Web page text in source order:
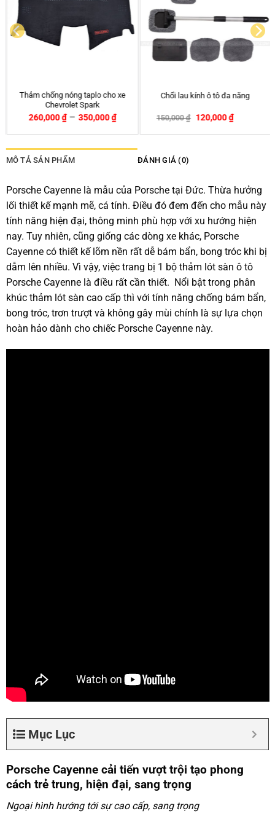
xe Chổi lau kính ô tô đa năng
150,000₫ 120,000
Rèm che nắng ô tô theo
540,000₫ 399,000
MÔ TẢ SẢN PHẨM ĐÁNH GIÁ (0)
Porsche Cayenne là mẫu của Porsche tại Đức. Thừa hưởng
lối thiết kế mạnh mẽ, cá tính. Điều đó đem đến cho mẫu này
tính năng hiện đại, thông minh phù hợp với xu hướng hiện
nay. Tuy nhiên, cũng giống các dòng xe khác, Porsche
Cayenne có thiết kế lõm nền rất dễ bám bẩn, bong tróc khi bị
dẫm lên nhiều. Vì vậy, việc trang bị 1 bộ thảm lót sàn ô tô
Porsche Cayenne là điều rất cần thiết. Nổi bật trong phân
khúc thảm lót sàn cao cấp thì với tính năng chống bám bẩn,
bong tróc, trơn trượt và không gây mùi chính là sự lựa chọn
hoàn hảo dành cho chiếc Porsche Cayenne này.
Mục Lục
Porsche Cayenne cải tiến vượt trội tạo phong
cách trẻ trung, hiện đại, sang trọng
Ngoại hình hướng tới sự cao cấp, sang trọng